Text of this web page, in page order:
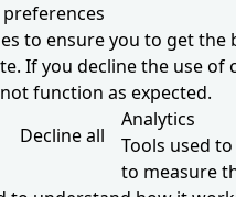
to ensure you to get the
If you decline the use of
function as expected.
Decline all
Analytics
Tools used
to measure